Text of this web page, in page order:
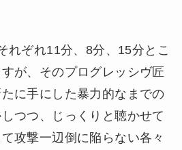
ぞれ11分、8分、15分とこ
が、そのプログレッシヴ匠
に手にした暴力的なまでの
つつ、じっくりと聴かせて
攻撃一辺倒に陥らない各々